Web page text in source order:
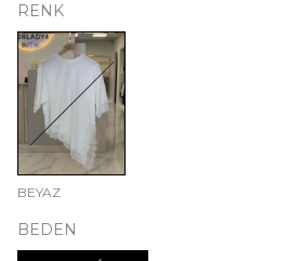
RENK
BEYAZ
BEDEN